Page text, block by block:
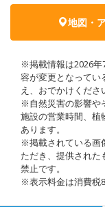
地図・
※掲載情報は2026年
容が変更となってい
え、おでかけくださ
※自然災害の影響や
施設の営業時間、植
あります。
※掲載されている画
ただき、提供された
禁止です。
※表示料金は消費税